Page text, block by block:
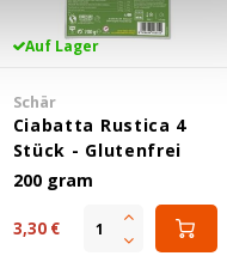
Auf Lager
Schär
Ciabatta Rustica 4
Stück - Glutenfrei
200 gram
3,30 €